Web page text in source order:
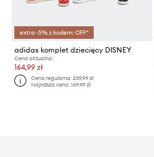
extra -5% z kodem: OFF*
adidas komplet dziecięcy DISNEY
Cena aktualna:
164,99 zł
Cena regularna:239,99 zł
Najniższa cena:169,99 zł